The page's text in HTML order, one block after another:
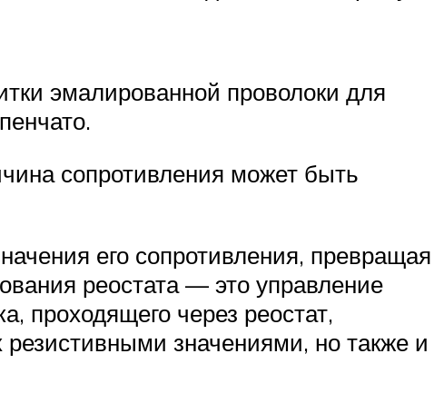
эмалированной проволоки для
сопротивления может быть
его сопротивления, превращая
реостата — это управление
проходящего через реостат,
резистивными значениями, но также и